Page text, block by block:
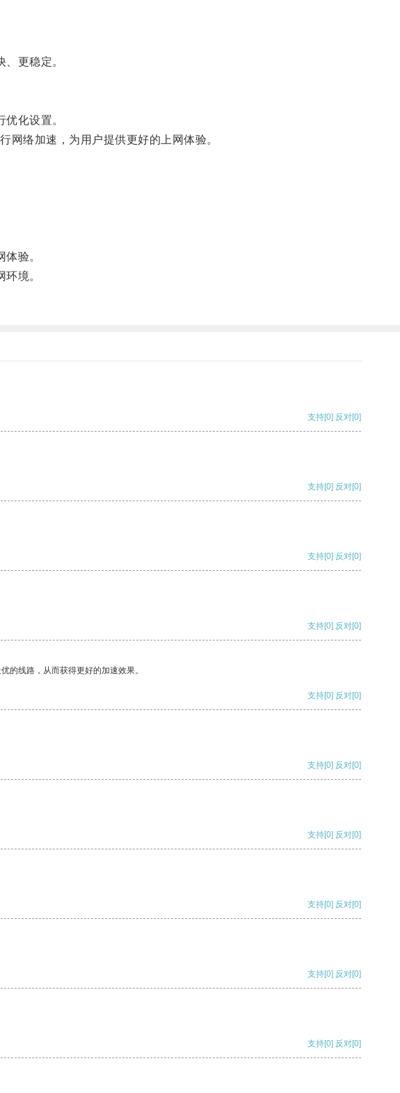
更稳定。
化设置。
络加速，为用户提供更好的上网体验。
验。
境。
支持[0] 反对[0]
支持[0] 反对[0]
支持[0] 反对[0]
支持[0] 反对[0]
的线路，从而获得更好的加速效果。
支持[0] 反对[0]
支持[0] 反对[0]
支持[0] 反对[0]
支持[0] 反对[0]
支持[0] 反对[0]
支持[0] 反对[0]